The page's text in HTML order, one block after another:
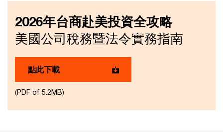
2026年台商赴美投資全攻略
美國公司稅務暨法令實務指南
點此下載
(PDF of 5.2MB)